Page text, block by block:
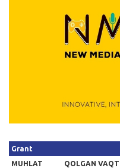
Grant
MUHLAT
QOLGAN VAQT